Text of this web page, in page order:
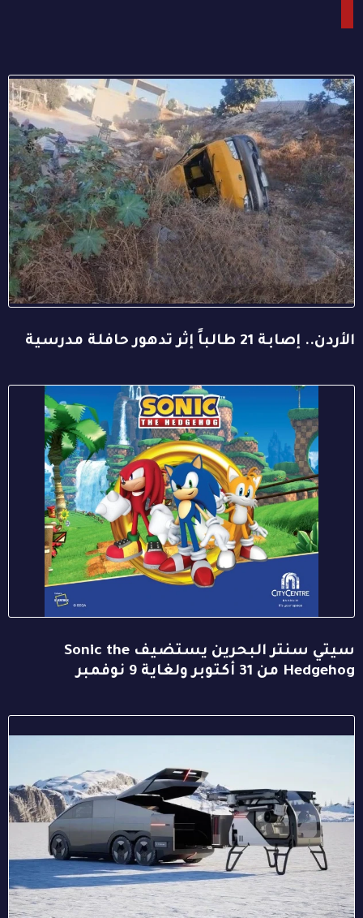
الأردن.. إصابة 21 طالباً إثر تدهور حافلة مدرسية
سيتي سنتر البحرين يستضيف Sonic the
Hedgehog من 31 أكتوبر ولغاية 9 نوفمبر